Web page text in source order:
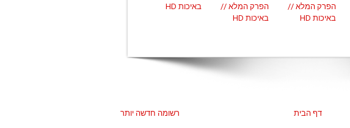
באיכות HD
הפרק המלא //
באיכות HD
הפרק המלא //
באיכות HD
רשומה חדשה יותר דף הבית